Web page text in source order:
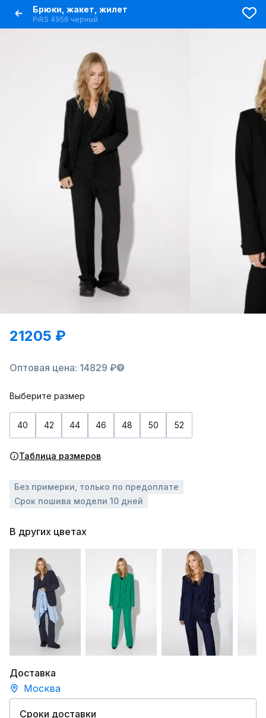
Брюки, жакет, жилет
PiRS 4956 черный
21205 ₽
Оптовая цена: 14829 ₽
Выберите размер
40 42 44 46 48 50 52
Таблица размеров
Без примерки, только по предоплате
Срок пошива модели 10 дней
В других цветах
Доставка
Москва
Сроки доставки